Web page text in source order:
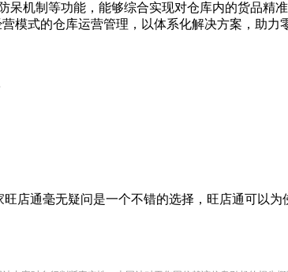
制等功能，能够综合实现对仓库内的货品精
式的仓库运营管理，以体系化解决方案，助力
通毫无疑问是一个不错的选择，旺店通可以